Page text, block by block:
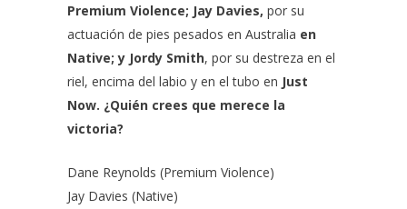
Premium Violence; Jay Davies, por su
actuación de pies pesados ​​en Australia en
Native; y Jordy Smith, por su destreza en el
riel, encima del labio y en el tubo en Just
Now. ¿Quién crees que merece la
victoria?
Dane Reynolds (Premium Violence)
Jay Davies (Native)